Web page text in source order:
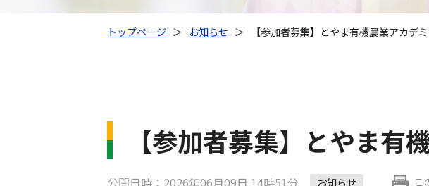
トップページ ＞ お知らせ ＞ 【参加者募集】とやま有機農業アカデ
【参加者募集】とやま有
公開日時：2026年06月09日 14時51分 お知らせ こ